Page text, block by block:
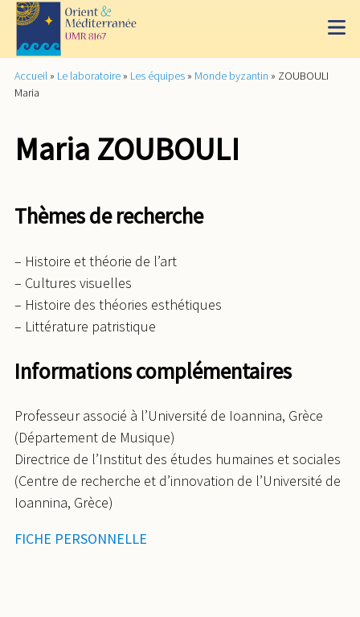
Accueil » Le laboratoire » Les équipes » Monde byzantin » ZOUBOULI
Maria
Maria ZOUBOULI
Thèmes de recherche
– Histoire et théorie de l’art
– Cultures visuelles
– Histoire des théories esthétiques
– Littérature patristique
Informations complémentaires
Professeur associé à l’Université de Ioannina, Grèce
(Département de Musique)
Directrice de l’Institut des études humaines et sociales
(Centre de recherche et d’innovation de l’Université de
Ioannina, Grèce)
FICHE PERSONNELLE